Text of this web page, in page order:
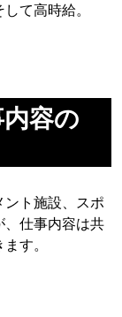
て高時給。
容の
ント施設、スポ
、仕事内容は共
す。